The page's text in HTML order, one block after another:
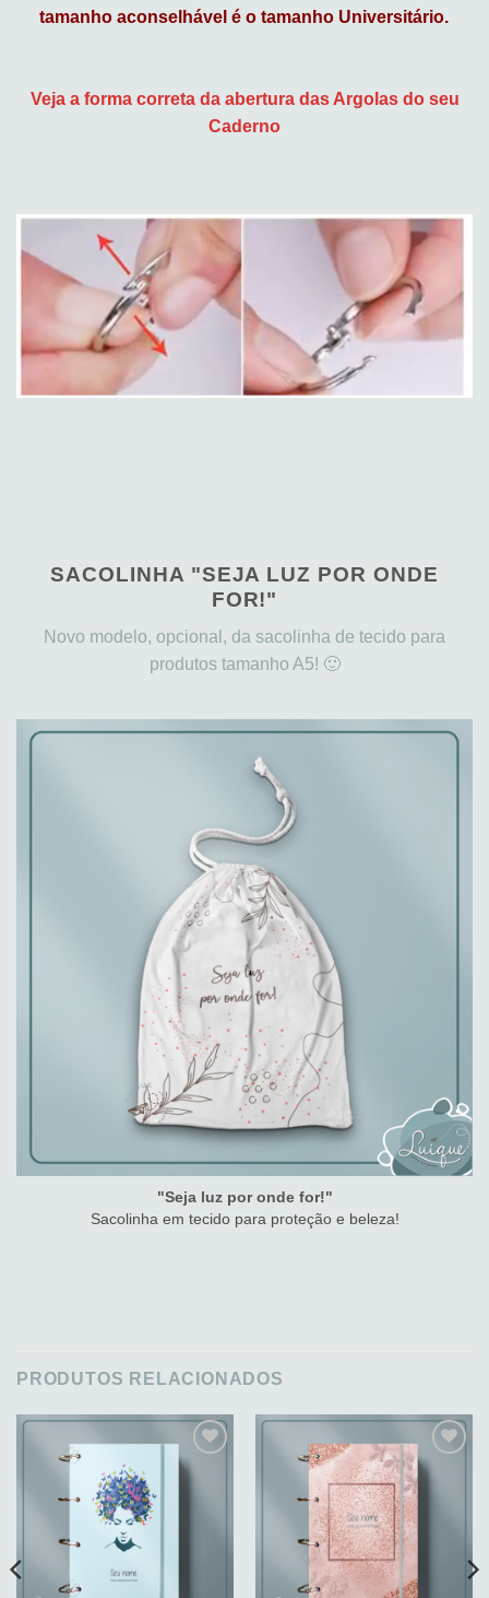
tamanho aconselhável é o tamanho Universitário.
Veja a forma correta da abertura das Argolas do seu
Caderno
SACOLINHA "SEJA LUZ POR ONDE
FOR!"
Novo modelo, opcional, da sacolinha de tecido para
produtos tamanho A5! 🙂
"Seja luz por onde for!"
Sacolinha em tecido para proteção e beleza!
PRODUTOS RELACIONADOS
Adicionar
Adicionar
desejos